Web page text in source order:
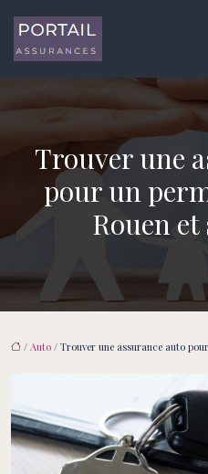
Trouver une
pour un
Rouen
/ Auto / Trouver une assurance auto